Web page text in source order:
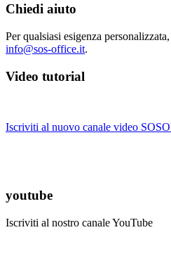
Chiedi aiuto
Per qualsiasi esigenza
info@sos-office.it.
Video tutorial
Iscriviti al nuovo canale video
youtube
Iscriviti al nostro canale YouTube